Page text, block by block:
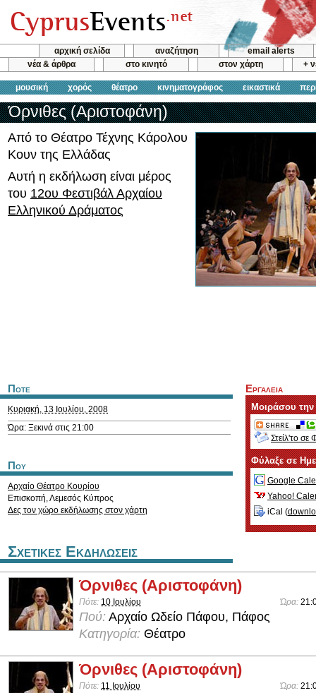
αρχική σελίδα αναζήτηση
email alerts
νέα & άρθρα
στο κινητό στον χάρτη +
μουσική χορός θέατρο κινηματογράφος εικαστικά
Όρνιθες (Αριστοφάνη)
Από το Θέατρο Τέχνης Κάρολου
Κουν της Ελλάδας
Αυτή η εκδήλωση είναι μέρος
του 12ου Φεστιβάλ Αρχαίου
Ελληνικού Δράματος
Ποτε
Κυριακή, 13 Ιουλίου, 2008
Ώρα: Ξεκινά στις 21:00
Που
Αρχαίο Θέατρο Κουρίου
Επισκοπή,Λεμεσός Κύπρος
Δες τον χώρο εκδήλωσης στον χάρτη
Εργαλεια
Μοιράσου
Στείλ'το σε
Φύλαξε σε
Google
Yahoo!
iCal (
Σχετικες Εκδηλωσεις
Όρνιθες (Αριστοφάνη)
Πότε: 10 Ιουλίου Ώρα:
Πού: Αρχαίο Ωδείο Πάφου, Πάφος
Κατηγορία: Θέατρο
Όρνιθες (Αριστοφάνη)
Πότε: 11 Ιουλίου Ώρα: